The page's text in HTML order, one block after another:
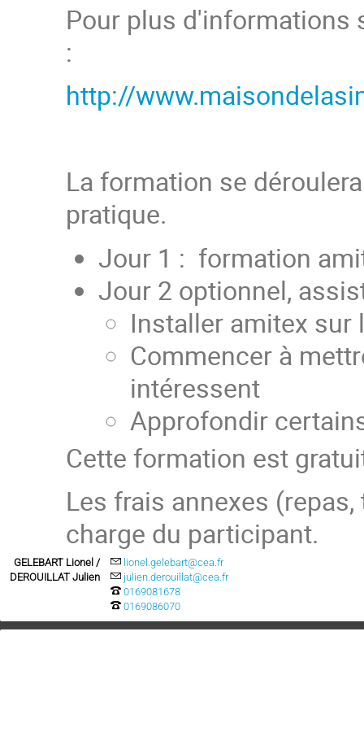
Pour plus d'informations
:
http://
La formation se
pratique.
Jour 1 : formation
Jour 2 optionnel,
Installer amitex sur
Commencer à
intéressent
Approfondir
Cette formation est
Les frais annexes
charge du participant.
GELEBART Lionel /
DEROUILLAT Julien
lionel.gelebart@cea.fr
julien.derouillat@cea.fr
0169081678
0169086070